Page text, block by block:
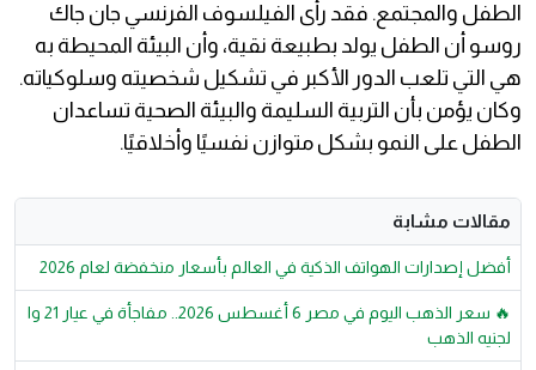
الطفل والمجتمع. فقد رأى الفيلسوف الفرنسي جان جاك
روسو أن الطفل يولد بطبيعة نقية، وأن البيئة المحيطة به
هي التي تلعب الدور الأكبر في تشكيل شخصيته وسلوكياته.
وكان يؤمن بأن التربية السليمة والبيئة الصحية تساعدان
الطفل على النمو بشكل متوازن نفسيًا وأخلاقيًا.
مقالات مشابة
أفضل إصدارات الهواتف الذكية في العالم بأسعار منخفضة لعام 2026
🔥 سعر الذهب اليوم في مصر 6 أغسطس 2026.. مفاجأة في عيار 21 وا
لجنيه الذهب